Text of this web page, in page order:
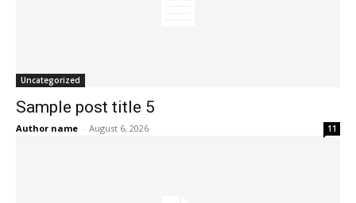
Uncategorized
Sample post title 5
Author name - August 6, 2026 11